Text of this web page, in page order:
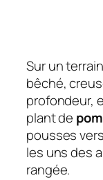
Sur un
bêché,
profondeur,
plant de
pousses
les uns des
rangée.